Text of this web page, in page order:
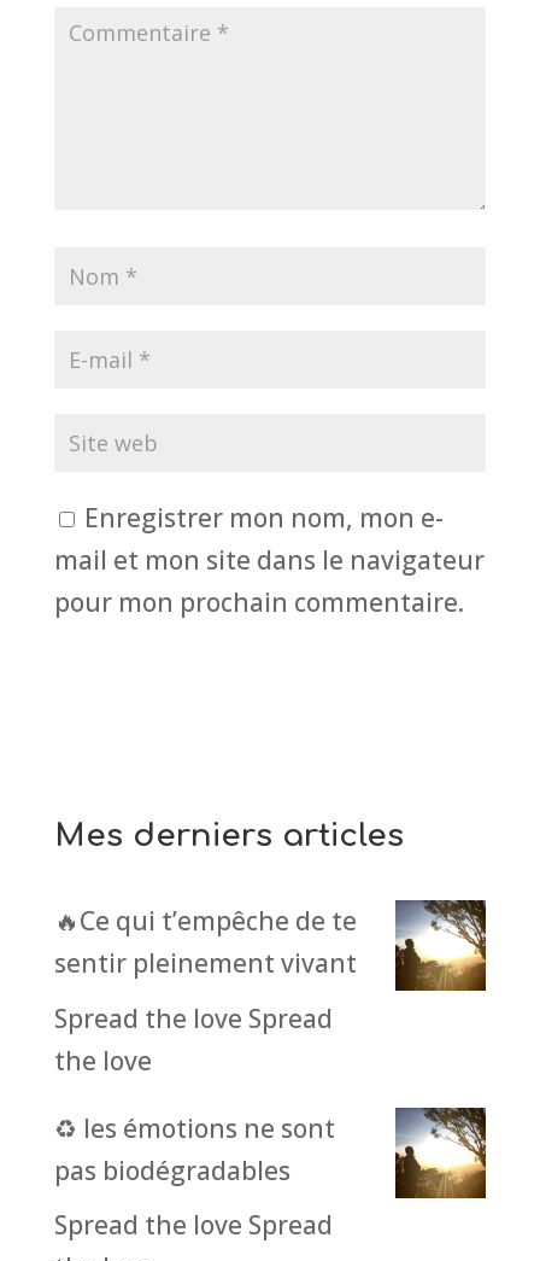
Enregistrer mon nom, mon e-
mail et mon site dans le navigateur
pour mon prochain commentaire.
Mes derniers articles
🔥Ce qui t’empêche de te
sentir pleinement vivant
Spread the love Spread
the love
♻️ les émotions ne sont
pas biodégradables
Spread the love Spread